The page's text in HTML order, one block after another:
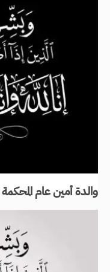
والدة أمين عام